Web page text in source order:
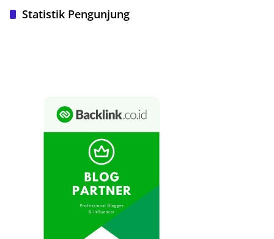
Statistik Pengunjung